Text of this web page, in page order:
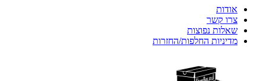
אודות
צרו קשר
שאלות נפוצות
מדיניות החלפות/החזרות